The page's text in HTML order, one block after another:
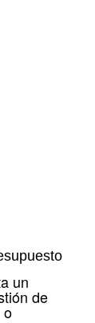
un
de
o